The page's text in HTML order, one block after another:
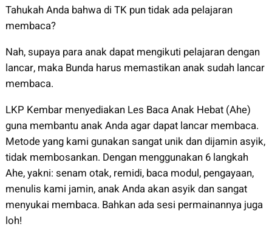
Tahukah Anda bahwa di TK pun tidak ada pelajaran
membaca?
Nah, supaya para anak dapat mengikuti pelajaran dengan
lancar, maka Bunda harus memastikan anak sudah lancar
membaca.
LKP Kembar menyediakan Les Baca Anak Hebat (Ahe)
guna membantu anak Anda agar dapat lancar membaca.
Metode yang kami gunakan sangat unik dan dijamin asyik,
tidak membosankan. Dengan menggunakan 6 langkah
Ahe, yakni: senam otak, remidi, baca modul, pengayaan,
menulis kami jamin, anak Anda akan asyik dan sangat
menyukai membaca. Bahkan ada sesi permainannya juga
loh!